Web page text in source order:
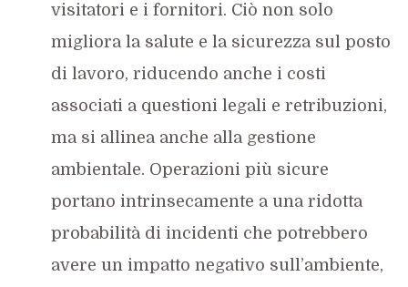
visitatori e i fornitori. Ciò non solo
migliora la salute e la sicurezza sul posto
di lavoro, riducendo anche i costi
associati a questioni legali e retribuzioni,
ma si allinea anche alla gestione
ambientale. Operazioni più sicure
portano intrinsecamente a una ridotta
probabilità di incidenti che potrebbero
avere un impatto negativo sull’ambiente,